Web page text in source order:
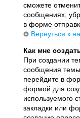
сможете
сообщениях,
в форме
Вернуться к
Как мне
При создании
сообщения
перейдите в
формой для
используемого
закладки или